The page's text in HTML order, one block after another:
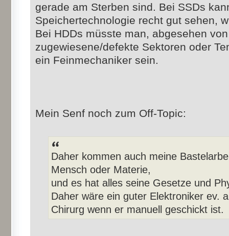
gerade am Sterben sind. Bei SSDs
Speichertechnologie recht gut sehen,
Bei HDDs müsste man, abgesehen
zugewiesene/defekte Sektoren oder
ein Feinmechaniker sein.
Mein Senf noch zum Off-Topic:
Daher kommen auch meine
Mensch oder Materie,
und es hat alles seine Gesetze und
Daher wäre ein guter Elektroniker ev.
Chirurg wenn er manuell geschickt ist.